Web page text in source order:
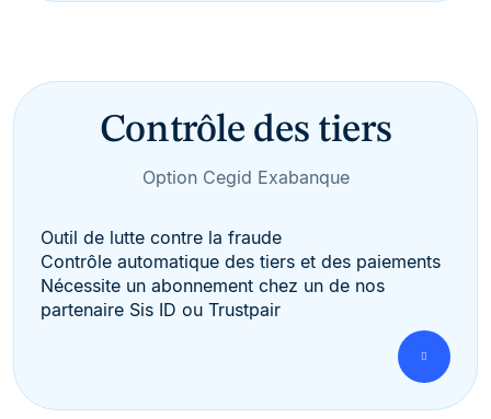
Contrôle des tiers
Option Cegid Exabanque
Outil de lutte contre la fraude
Contrôle automatique des tiers et des paiements
Nécessite un abonnement chez un de nos
partenaire Sis ID ou Trustpair